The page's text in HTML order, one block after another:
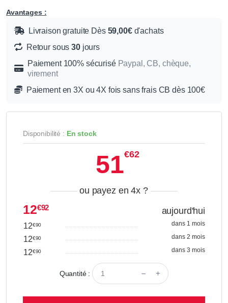
Avantages :
Livraison gratuite Dès 59,00€d'achats
Retour sous30jours
Paiement 100% sécurisé Paypal, CB, chèque,
virement
Paiement en 3X ou 4X fois sans frais CB dès 100€
Disponibilité : En stock
51€62
ou payez en 4x ?
12€92 aujourd'hui
12€90 dans 1 mois
12€90 dans 2 mois
12€90 dans 3 mois
Quantité :